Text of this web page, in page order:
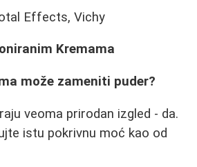
Effects, Vichy
Kremama
može zameniti puder?
veoma prirodan izgled - da.
istu pokrivnu moć kao od